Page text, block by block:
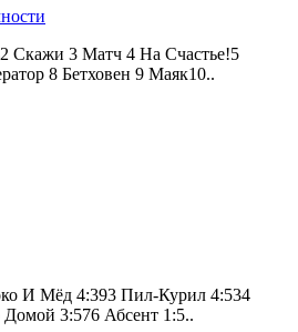
Скажи 3 Матч 4 На Счастье!5
8 Бетховен 9 Маяк10..
И Мёд 4:393 Пил-Курил 4:534
Домой 3:576 Абсент 1:5..